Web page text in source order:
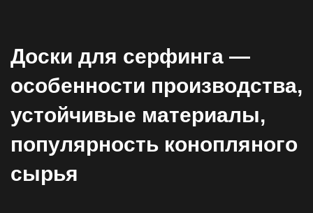
Доски для серфинга —
особенности производства,
устойчивые материалы,
популярность конопляного
сырья